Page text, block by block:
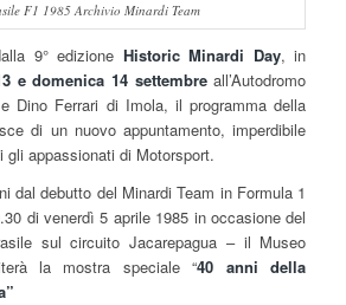
F1 1985 Archivio Minardi Team
9° edizione Historic Minardi Day, in
e domenica 14 settembreall’Autodromo
Dino Ferrari di Imola, il programma della
di un nuovo appuntamento, imperdibile
appassionati di Motorsport.
dal debutto del Minardi Team in Formula 1
di venerdì 5 aprile 1985 in occasione del
sul circuito Jacarepagua – il Museo
la mostra speciale “40 anni della